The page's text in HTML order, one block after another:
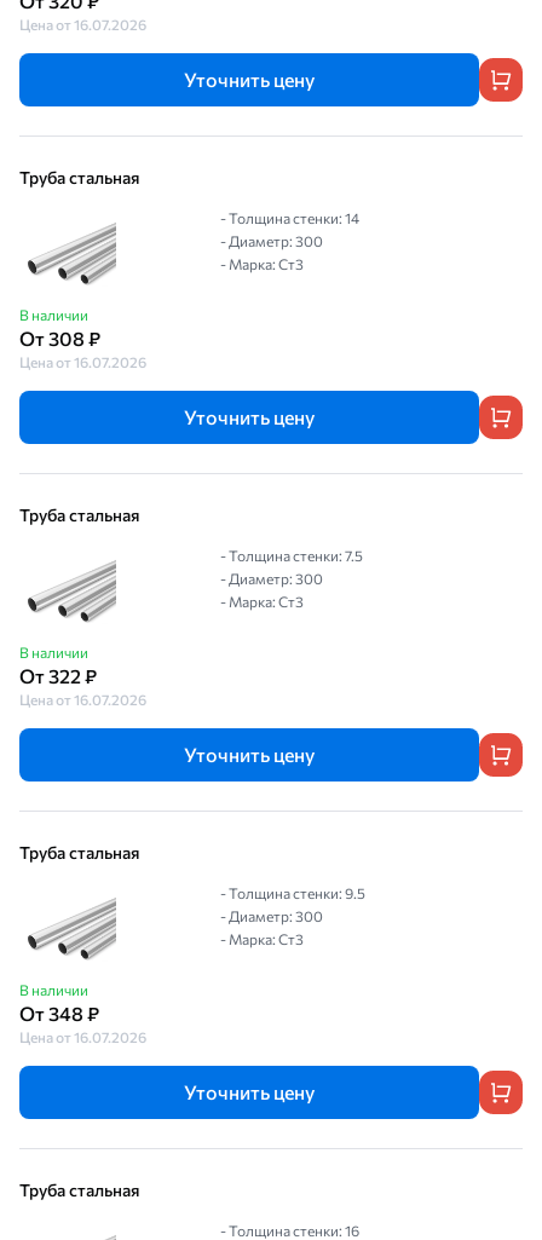
Цена от 16.07.2026
Уточнить цену
Труба стальная
В наличии
От 308 ₽
Цена от 16.07.2026
- Толщина стенки: 14
- Диаметр: 300
- Марка: Ст3
Уточнить цену
Труба стальная
В наличии
От 322 ₽
Цена от 16.07.2026
- Толщина стенки: 7.5
- Диаметр: 300
- Марка: Ст3
Уточнить цену
Труба стальная
В наличии
От 348 ₽
Цена от 16.07.2026
- Толщина стенки: 9.5
- Диаметр: 300
- Марка: Ст3
Уточнить цену
Труба стальная
- Толщина стенки: 16